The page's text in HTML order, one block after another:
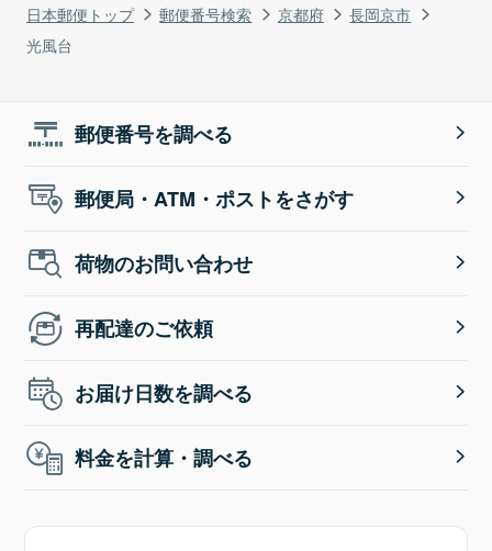
日本郵便トップ 郵便番号検索 京都府
長岡京市
光風台
郵便番号を調べる
郵便局・ATM・ポストをさがす
荷物のお問い合わせ
再配達のご依頼
お届け日数を調べる
料金を計算・調べる